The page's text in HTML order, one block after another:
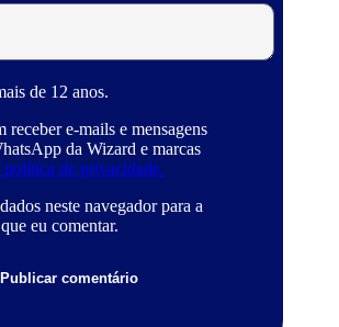
de 12 anos.
receber e-mails e mensagens
da Wizard e marcas
política de privacidade.
neste navegador para a
eu comentar.